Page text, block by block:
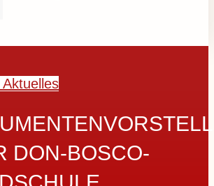
DON-BOSCO-